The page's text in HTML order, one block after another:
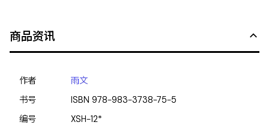
商品资讯
作者
雨文
书号
ISBN978-983-3738-75-5
编号
XSH-12*